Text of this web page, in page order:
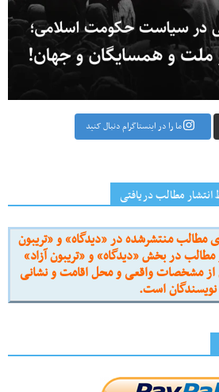
ما را در اینستاگرام دنبال کنید
مطالب دریافتی
مطالب منتشرشده در «دیدگاه» و «تریبون
در بخش «دیدگاه» و «تریبون آزاد»
از مشخصات واقعی و محل اقامت و نشانی
نویسندگان است.